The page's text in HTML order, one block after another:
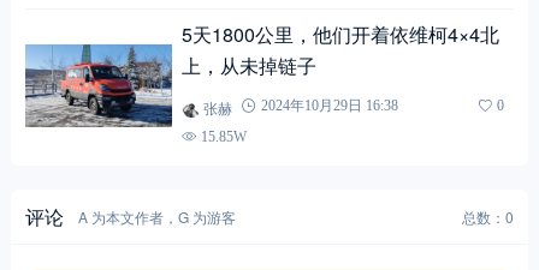
5天1800公里，他们开着依维柯4×4北
上，从未掉链子
张赫 2024年10月29日 16:38
0
15.85W
评论 A 为本文作者，G 为游客 总数：0